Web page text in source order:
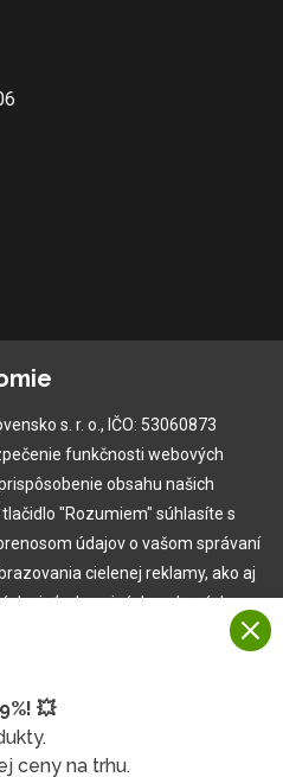
💥
ceny na trhu.
s. r. o., IČO: 53060873
funkčnosti webových
obsahu našich
"Rozumiem" súhlasíte s
údajov o vašom správaní
cielenej reklamy, ako aj
sieťach na iných webových
používame niekoľko kategórií